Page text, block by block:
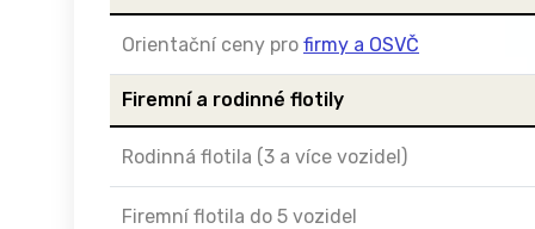
Orientační ceny pro firmy a OSVČ
Firemní a rodinné flotily
Rodinná flotila (3 a více vozidel)
Firemní flotila do 5 vozidel